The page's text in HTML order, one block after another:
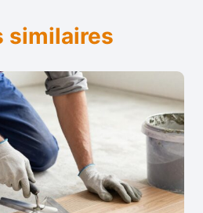
similaires